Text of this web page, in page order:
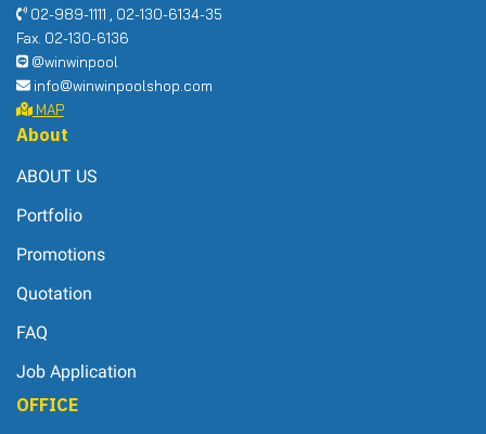
02-989-1111 , 02-130-6134-35
Fax. 02-130-6136
@winwinpool
info@winwinpoolshop.com
MAP
About
ABOUT US
Portfolio
Promotions
Quotation
FAQ
Job Application
OFFICE